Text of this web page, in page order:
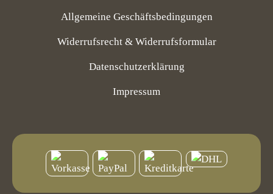
Allgemeine Geschäftsbedingungen
Widerrufsrecht & Widerrufsformular
Datenschutzerklärung
Impressum